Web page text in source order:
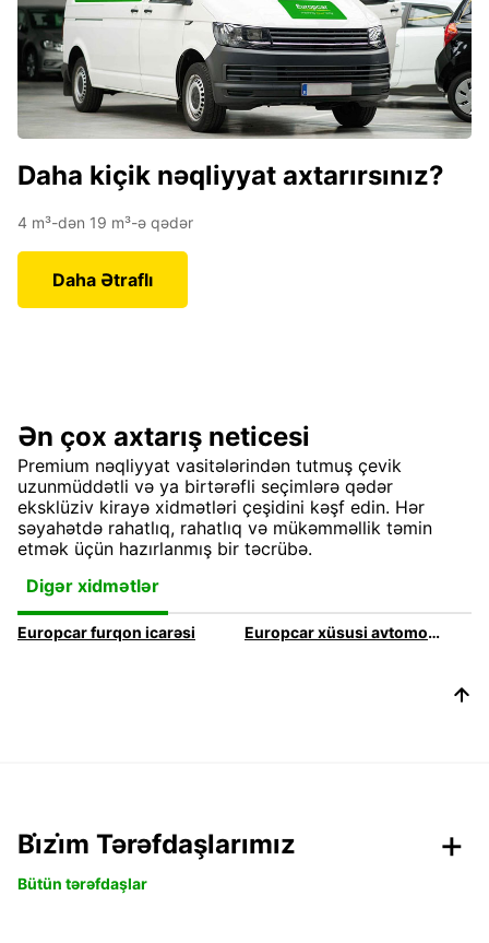
Daha kiçik nəqliyyat axtarırsınız?
4 m³-dən 19 m³-ə qədər
Daha Ətraflı
Ən çox axtarış neticesi
Premium nəqliyyat vasitələrindən tutmuş çevik
uzunmüddətli və ya birtərəfli seçimlərə qədər
eksklüziv kirayə xidmətləri çeşidini kəşf edin. Hər
səyahətdə rahatlıq, rahatlıq və mükəmməllik təmin
etmək üçün hazırlanmış bir təcrübə.
Digər xidmətlər
Europcar furqon icarəsi Europcar xüsusi avtomobillər icarəyə verir
Bi̇zi̇m Tərəfdaşlarımız
Bütün tərəfdaşlar